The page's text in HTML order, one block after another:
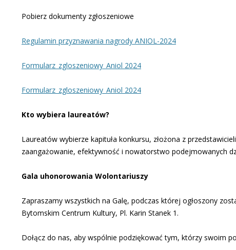
Pobierz dokumenty zgłoszeniowe
Regulamin przyznawania nagrody ANIOL-2024
Formularz_zgloszeniowy_Aniol 2024
Formularz_zgloszeniowy_Aniol 2024
Kto wybiera laureatów?
Laureatów wybierze kapituła konkursu, złożona z
zaangażowanie, efektywność i nowatorstwo podejmowanych
Gala uhonorowania Wolontariuszy
Zapraszamy wszystkich na Galę, podczas której ogłoszony
Bytomskim Centrum Kultury, Pl. Karin Stanek 1.
Dołącz do nas, aby wspólnie podziękować tym, którzy swoim